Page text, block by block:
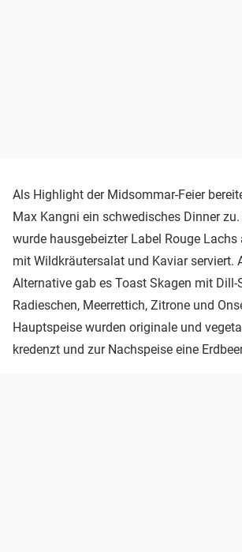
Als Highlight der Midsommar-Feier
Max Kangni ein schwedisches Dinner
wurde hausgebeizter Label Rouge Lachs
mit Wildkräutersalat und Kaviar serviert.
Alternative gab es Toast Skagen mit Dill-
Radieschen, Meerrettich, Zitrone und
Hauptspeise wurden originale und
kredenzt und zur Nachspeise eine